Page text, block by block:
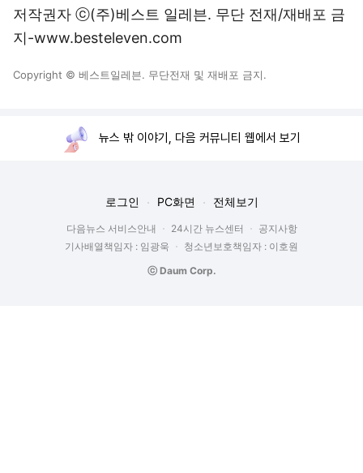
저작권자 ⓒ(주)베스트 일레븐. 무단 전재/재배포 금
지-www.besteleven.com
Copyright © 베스트일레븐. 무단전재 및 재배포 금지.
뉴스 밖 이야기, 다음 커뮤니티 웹에서 보기
로그인 PC화면 전체보기
다음뉴스 서비스안내 24시간 뉴스센터
공지사항
기사배열책임자 : 임광욱
청소년보호책임자 : 이호원
ⓒ Daum Corp.